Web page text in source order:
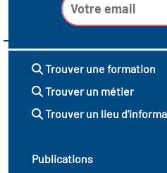
Trouver une formation
Trouver un métier
Trouver un lieu
Publications